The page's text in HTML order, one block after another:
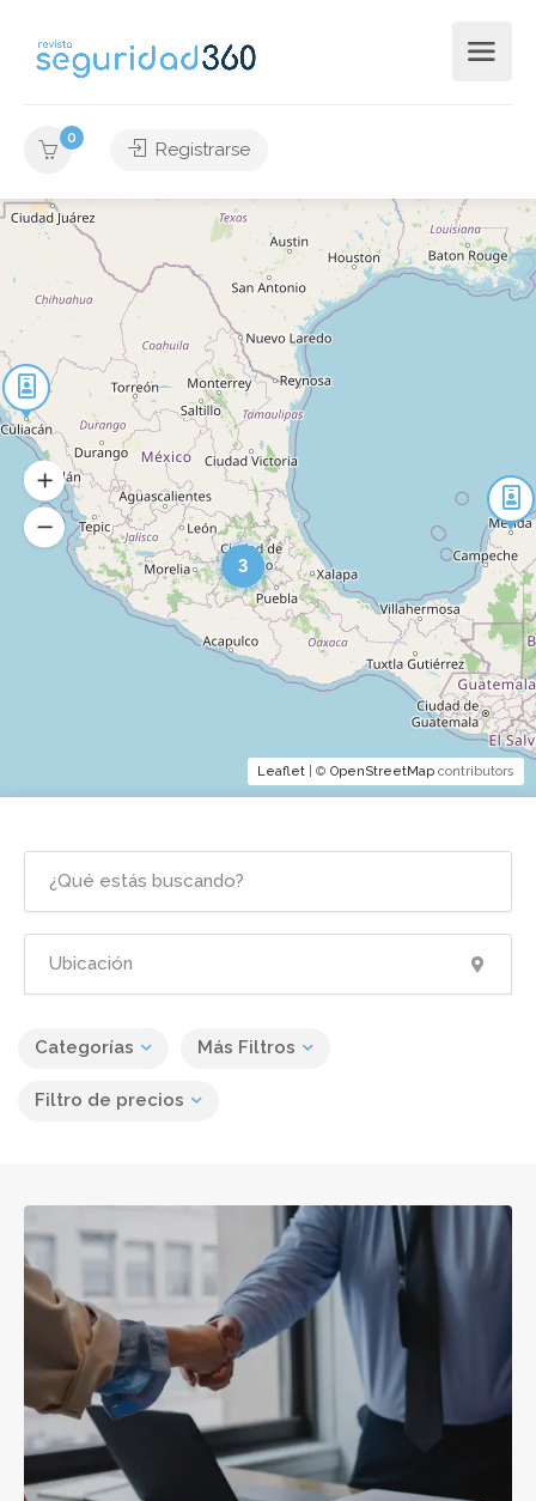
0
Registrarse
Categorías Más Filtros
Filtro de precios
3
Leaflet | © OpenStreetMap contributors